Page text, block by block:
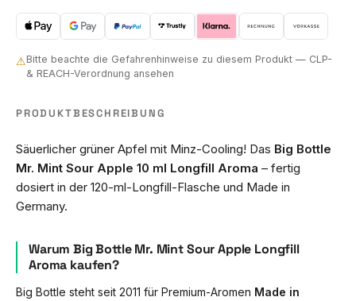
⚠Bitte beachte die Gefahrenhinweise zu diesem Produkt — CLP-
& REACH-Verordnung ansehen
PRODUKTBESCHREIBUNG
Säuerlicher grüner Apfel mit Minz-Cooling! Das Big Bottle
Mr. Mint Sour Apple 10 ml Longfill Aroma – fertig
dosiert in der 120-ml-Longfill-Flasche und Made in
Germany.
Warum Big Bottle Mr. Mint Sour Apple Longfill
Aroma kaufen?
Big Bottle steht seit 2011 für Premium-Aromen Made in